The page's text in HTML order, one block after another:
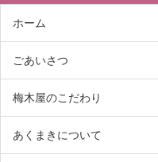
ホーム
ごあいさつ
梅木屋のこだわり
あくまきについて